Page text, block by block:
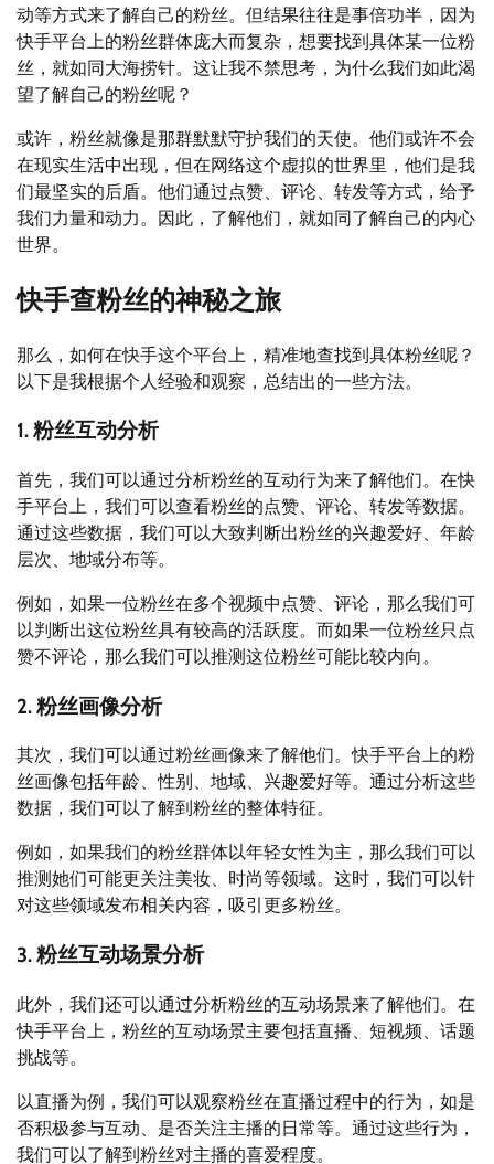
动等方式来了解自己的粉丝。但结果往往是事倍功半，因为
快手平台上的粉丝群体庞大而复杂，想要找到具体某一位粉
丝，就如同大海捞针。这让我不禁思考，为什么我们如此渴
望了解自己的粉丝呢？
或许，粉丝就像是那群默默守护我们的天使。他们或许不会
在现实生活中出现，但在网络这个虚拟的世界里，他们是我
们最坚实的后盾。他们通过点赞、评论、转发等方式，给予
我们力量和动力。因此，了解他们，就如同了解自己的内心
世界。
快手查粉丝的神秘之旅
那么，如何在快手这个平台上，精准地查找到具体粉丝呢？
以下是我根据个人经验和观察，总结出的一些方法。
1. 粉丝互动分析
首先，我们可以通过分析粉丝的互动行为来了解他们。在快
手平台上，我们可以查看粉丝的点赞、评论、转发等数据。
通过这些数据，我们可以大致判断出粉丝的兴趣爱好、年龄
层次、地域分布等。
例如，如果一位粉丝在多个视频中点赞、评论，那么我们可
以判断出这位粉丝具有较高的活跃度。而如果一位粉丝只点
赞不评论，那么我们可以推测这位粉丝可能比较内向。
2. 粉丝画像分析
其次，我们可以通过粉丝画像来了解他们。快手平台上的粉
丝画像包括年龄、性别、地域、兴趣爱好等。通过分析这些
数据，我们可以了解到粉丝的整体特征。
例如，如果我们的粉丝群体以年轻女性为主，那么我们可以
推测她们可能更关注美妆、时尚等领域。这时，我们可以针
对这些领域发布相关内容，吸引更多粉丝。
3. 粉丝互动场景分析
此外，我们还可以通过分析粉丝的互动场景来了解他们。在
快手平台上，粉丝的互动场景主要包括直播、短视频、话题
挑战等。
以直播为例，我们可以观察粉丝在直播过程中的行为，如是
否积极参与互动、是否关注主播的日常等。通过这些行为，
我们可以了解到粉丝对主播的喜爱程度。